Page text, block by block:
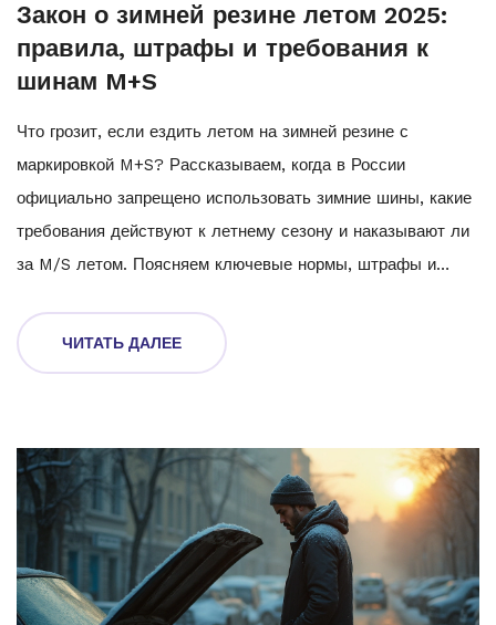
Закон о зимней резине летом 2025:
правила, штрафы и требования к
шинам M+S
Что грозит, если ездить летом на зимней резине с
маркировкой M+S? Рассказываем, когда в России
официально запрещено использовать зимние шины, какие
требования действуют к летнему сезону и наказывают ли
за M/S летом. Поясняем ключевые нормы, штрафы и
неприятности на дороге.
ЧИТАТЬ ДАЛЕЕ